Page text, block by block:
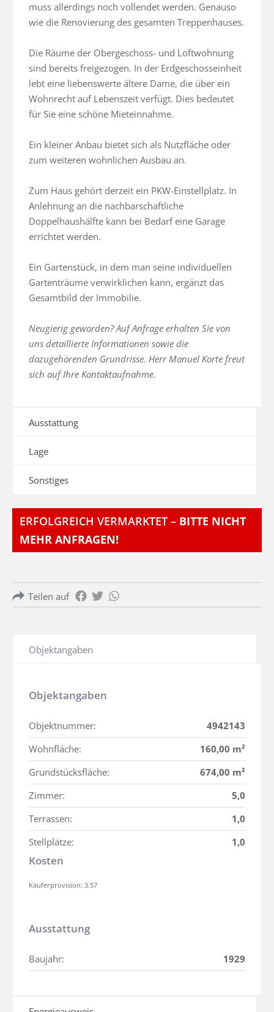
muss allerdings noch vollendet werden. Genauso
wie die Renovierung des gesamten Treppenhauses.
Die Räume der Obergeschoss- und Loftwohnung
sind bereits freigezogen. In der Erdgeschosseinheit
lebt eine liebenswerte ältere Dame, die über ein
Wohnrecht auf Lebenszeit verfügt. Dies bedeutet
für Sie eine schöne Mieteinnahme.
Ein kleiner Anbau bietet sich als Nutzfläche oder
zum weiteren wohnlichen Ausbau an.
Zum Haus gehört derzeit ein PKW-Einstellplatz. In
Anlehnung an die nachbarschaftliche
Doppelhaushälfte kann bei Bedarf eine Garage
errichtet werden.
Ein Gartenstück, in dem man seine individuellen
Gartenträume verwirklichen kann, ergänzt das
Gesamtbild der Immobilie.
Neugierig geworden? Auf Anfrage erhalten Sie von
uns detaillierte Informationen sowie die
dazugehörenden Grundrisse. Herr Manuel Korte freut
sich auf Ihre Kontaktaufnahme.
Ausstattung
Lage
Sonstiges
ERFOLGREICH VERMARKTET – BITTE NICHT
MEHR ANFRAGEN!
Teilen auf
Objektangaben
Objektangaben
Objektnummer:
4942143
Wohnfläche:
160,00 m²
Grundstücksfläche:
674,00 m²
Zimmer:
5,0
Terrassen:
1,0
Stellplätze:
1,0
Kosten
Käuferprovision: 3.57
Ausstattung
Baujahr: 1929